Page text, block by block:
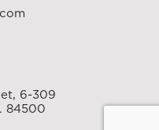
6-309
84500